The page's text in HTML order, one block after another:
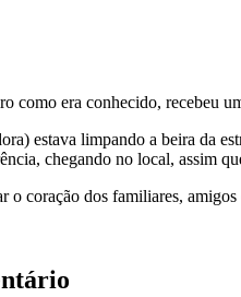
como era conhecido, recebeu
estava limpando a beira da
chegando no local, assim
o coração dos familiares,